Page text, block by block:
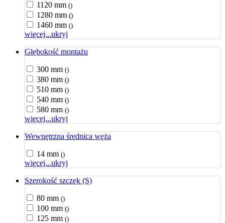
1120 mm ()
1280 mm ()
1460 mm ()
więcej...ukryj
Głębokość montażu
300 mm ()
380 mm ()
510 mm ()
540 mm ()
580 mm ()
więcej...ukryj
Wewnętrzna średnica węża
14 mm ()
więcej...ukryj
Szerokość szczęk (S)
80 mm ()
100 mm ()
125 mm ()